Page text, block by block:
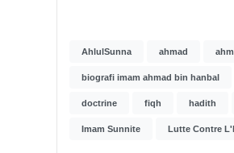
AhlulSunna ahmad
biografi imam ahmad bin hanbal
doctrine fiqh hadith
Imam Sunnite Lutte Contre